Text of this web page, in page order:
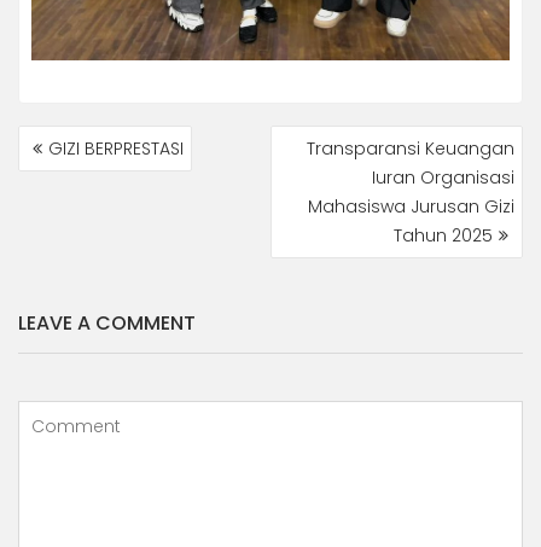
NAVIGASI
POSGIZI BERPRESTASI
Transparansi Keuangan
Iuran Organisasi
Mahasiswa Jurusan Gizi
Tahun 2025
LEAVE A COMMENT